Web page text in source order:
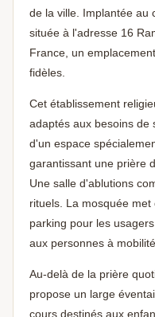
de la ville. Implantée
située à l'adresse 16
France, un
fidèles.
Cet établissement
adaptés aux besoins de
d'un espace
garantissant une prière
Une salle d'ablutions
rituels. La mosquée
parking pour les
aux personnes à
Au-delà de la prière
propose un large
cours destinés aux